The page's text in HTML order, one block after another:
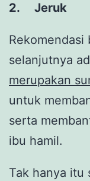
2. Jeruk
Rekomendasi
selanjutnya
merupakan
untuk
serta
ibu hamil.
Tak hanya itu